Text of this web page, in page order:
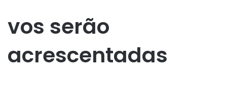
vos serão
acrescentadas